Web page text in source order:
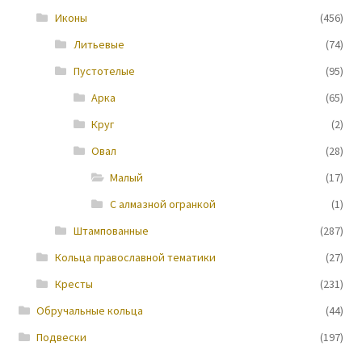
Контакты
Иконы
(456)
Литьевые
(74)
Пустотелые
(95)
Арка
(65)
Круг
(2)
Овал
(28)
Малый
(17)
С алмазной огранкой
(1)
Штампованные
(287)
Кольца православной тематики
(27)
Кресты
(231)
Обручальные кольца
(44)
Подвески
(197)